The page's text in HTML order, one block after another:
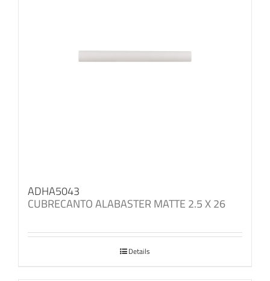
ADHA5043
CUBRECANTO ALABASTER MATTE 2.5 X 26
Details